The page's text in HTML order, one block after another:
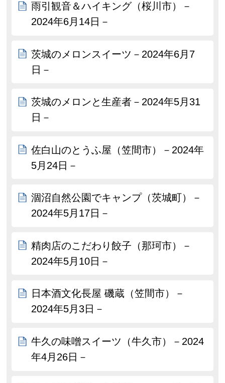
雨引観音＆ハイキング（桜川市）－
2024年6月14日－
茨城のメロンスイーツ－2024年6月7
日－
茨城のメロンと生産者－2024年5月31
日－
佐白山のとうふ屋（笠間市）－2024年
5月24日－
涸沼自然公園でキャンプ（茨城町）－
2024年5月17日－
精肉店のこだわり餃子（那珂市）－
2024年5月10日－
日本酒文化長屋 磯蔵（笠間市）－
2024年5月3日－
牛久の味噌スイーツ（牛久市）－2024
年4月26日－